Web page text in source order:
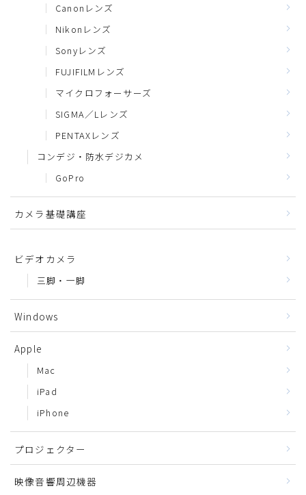
Canonレンズ
Nikonレンズ
Sonyレンズ
FUJIFILMレンズ
マイクロフォーサーズ
SIGMA／Lレンズ
PENTAXレンズ
コンデジ・防水デジカメ
GoPro
カメラ基礎講座
ビデオカメラ
三脚・一脚
Windows
Apple
Mac
iPad
iPhone
プロジェクター
映像音響周辺機器